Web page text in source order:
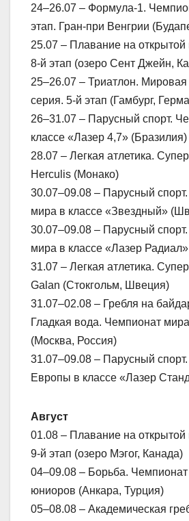
24–26.07 – Формула-1.
этап. Гран-при Венгрии
25.07 – Плавание на открытой
8-й этап (озеро Сент Джейн,
25–26.07 – Триатлон.
серия. 5-й этап (Гамбург,
26–31.07 – Парусный спорт.
классе «Лазер 4,7» (Бразилия)
28.07 – Легкая атлетика.
Herculis (Монако)
30.07–09.08 – Парусный
мира в классе «Звездный»
30.07–09.08 – Парусный
мира в классе «Лазер
31.07 – Легкая атлетика.
Galan (Стокгольм, Швеция)
31.07–02.08 – Гребля на
Гладкая вода. Чемпионат
(Москва, Россия)
31.07–09.08 – Парусный
Европы в классе «Лазер
Август
01.08 – Плавание на открытой
9-й этап (озеро Мэгог, Канада)
04–09.08 – Борьба.
юниоров (Анкара, Турция)
05–08.08 – Академическая